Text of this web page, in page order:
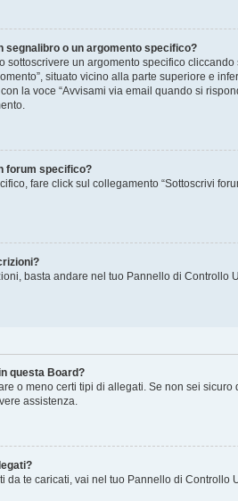
o un argomento specifico?
sottoscrivere un argomento specifico
situato vicino alla parte superiore e
la voce “Avvisami via email quando si
forum specifico?
fare click sul collegamento “Sottoscrivi
basta andare nel tuo Pannello di Controllo
questa Board?
o meno certi tipi di allegati. Se non sei sicuro
assistenza.
da te caricati, vai nel tuo Pannello di Controllo